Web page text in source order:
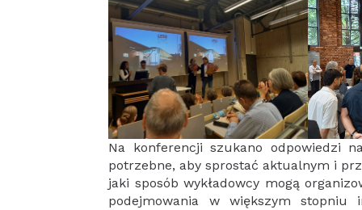
Na konferencji szukano odpowiedzi
potrzebne, aby sprostać aktualnym i
jaki sposób wykładowcy mogą
podejmowania w większym stopniu